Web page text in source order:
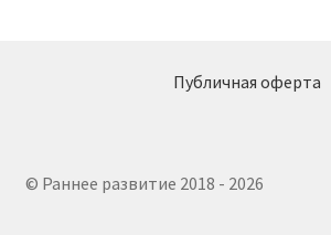
Публичная оферта
© Раннее развитие 2018 - 2026